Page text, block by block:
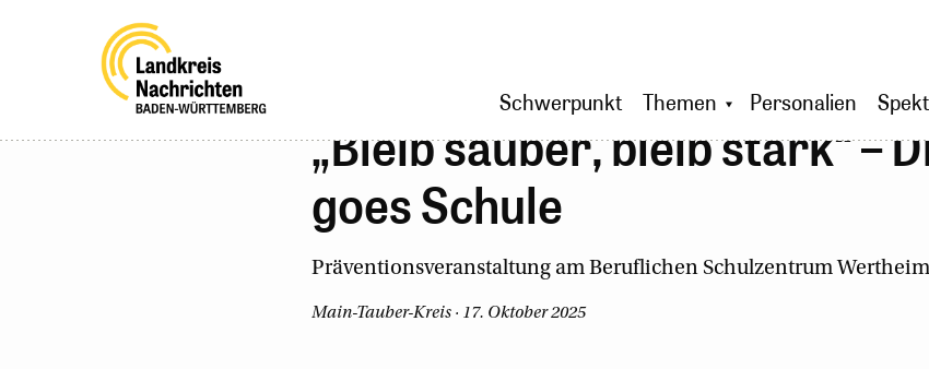
Schwerpunkt Themen Personalien
„Bleib sauber, bleib stark“ –
goes Schule
Präventionsveranstaltung am Beruflichen Schulzentrum Wertheim
Main-Tauber-Kreis · 17. Oktober 2025